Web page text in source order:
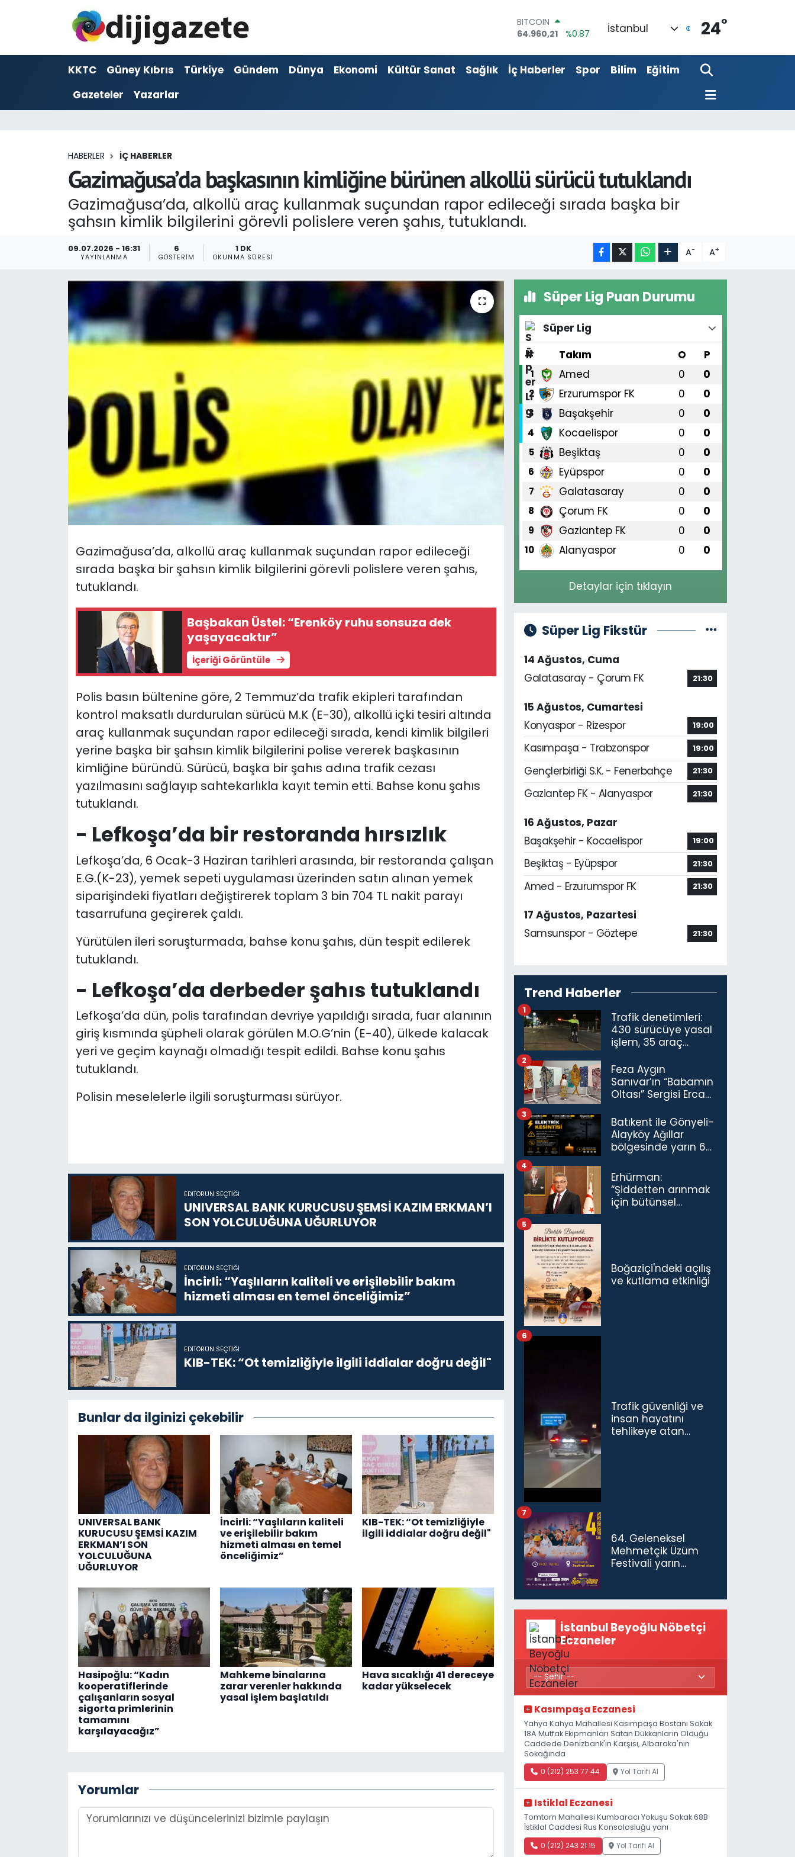
DOLAR
47,7436
%0.18
55,2510
%0.32
STERLİN
İstanbul 24°
KKTC Güney Kıbrıs Türkiye Gündem Dünya Ekonomi Kültür Sanat Sağlık İç Haberler Spor Bilim
Eğitim
Gazeteler
Yazarlar
HABERLER İÇ HABERLER
Gazimağusa’da başkasının kimliğine bürünen alkollü sürücü tutuklandı
Gazimağusa’da, alkollü araç kullanmak suçundan rapor edileceği sırada başka bir
şahsın kimlik bilgilerini görevli polislere veren şahıs, tutuklandı.
09.07.2026 - 16:31
YAYINLANMA
6
GÖSTERIM
1 DK
OKUNMA SÜRESI A- A+
Gazimağusa’da, alkollü araç kullanmak suçundan rapor edileceği
sırada başka bir şahsın kimlik bilgilerini görevli polislere veren şahıs,
tutuklandı.
Başbakan Üstel: “Erenköy ruhu sonsuza dek
yaşayacaktır”
İçeriği Görüntüle
Polis basın bültenine göre, 2 Temmuz’da trafik ekipleri tarafından
kontrol maksatlı durdurulan sürücü M.K (E-30), alkollü içki tesiri altında
araç kullanmak suçundan rapor edileceği sırada, kendi kimlik bilgileri
yerine başka bir şahsın kimlik bilgilerini polise vererek başkasının
kimliğine büründü. Sürücü, başka bir şahıs adına trafik cezası
yazılmasını sağlayıp sahtekarlıkla kayıt temin etti. Bahse konu şahıs
tutuklandı.
- Lefkoşa’da bir restoranda hırsızlık
Lefkoşa’da, 6 Ocak-3 Haziran tarihleri arasında, bir restoranda çalışan
E.G.(K-23), yemek sepeti uygulaması üzerinden satın alınan yemek
siparişindeki fiyatları değiştirerek toplam 3 bin 704 TL nakit parayı
tasarrufuna geçirerek çaldı.
Yürütülen ileri soruşturmada, bahse konu şahıs, dün tespit edilerek
tutuklandı.
- Lefkoşa’da derbeder şahıs tutuklandı
Lefkoşa’da dün, polis tarafından devriye yapıldığı sırada, fuar alanının
giriş kısmında şüpheli olarak görülen M.O.G’nin (E-40), ülkede kalacak
yeri ve geçim kaynağı olmadığı tespit edildi. Bahse konu şahıs
tutuklandı.
Polisin meselelerle ilgili soruşturması sürüyor.
EDITÖRÜN SEÇTIĞI
UNIVERSAL BANK KURUCUSU ŞEMSİ KAZIM ERKMAN’I
SON YOLCULUĞUNA UĞURLUYOR
EDITÖRÜN SEÇTIĞI
İncirli: “Yaşlıların kaliteli ve erişilebilir bakım
hizmeti alması en temel önceliğimiz”
EDITÖRÜN SEÇTIĞI
KIB-TEK: “Ot temizliğiyle ilgili iddialar doğru değil"
Bunlar da ilginizi çekebilir
UNIVERSAL BANK
KURUCUSU ŞEMSİ KAZIM
ERKMAN’I SON
YOLCULUĞUNA
UĞURLUYOR
İncirli: “Yaşlıların kaliteli
ve erişilebilir bakım
hizmeti alması en temel
önceliğimiz”
KIB-TEK: “Ot temizliğiyle
ilgili iddialar doğru değil"
Hasipoğlu: “Kadın
kooperatiflerinde
çalışanların sosyal
sigorta primlerinin
tamamını
karşılayacağız”
Mahkeme binalarına
zarar verenler hakkında
yasal işlem başlatıldı
Hava sıcaklığı 41 dereceye
kadar yükselecek
Yorumlar
Süper Lig Puan Durumu
Süper Lig
#
Takım O P
1 Amed 0 0
2 Erzurumspor FK 0 0
3 Başakşehir 0 0
4 Kocaelispor 0 0
5 Beşiktaş 0 0
6 Eyüpspor 0 0
7 Galatasaray 0 0
8 Çorum FK 0 0
9 Gaziantep FK 0 0
10 Alanyaspor 0 0
Detaylar için tıklayın
Süper Lig Fikstür
14 Ağustos, Cuma
Galatasaray - Çorum FK
21:30
15 Ağustos, Cumartesi
Konyaspor - Rizespor
19:00
Kasımpaşa - Trabzonspor 19:00
Gençlerbirliği S.K. - Fenerbahçe 21:30
Gaziantep FK - Alanyaspor 21:30
16 Ağustos, Pazar
Başakşehir - Kocaelispor
19:00
Beşiktaş - Eyüpspor 21:30
Amed - Erzurumspor FK 21:30
17 Ağustos, Pazartesi
Samsunspor - Göztepe
21:30
Trend Haberler
Trafik denetimleri:
430 sürücüye yasal
işlem, 35 araç
1
Feza Aygın
Sanıvar’ın “Babamın
Oltası” Sergisi Ercan
Açıldı
2
Batıkent ile Gönyeli-
Alayköy Ağıllar
bölgesinde yarın 6
kesintisi…
3
Erhürman:
“Şiddetten arınmak
için bütünsel
4
Boğaziçi'ndeki açılış
ve kutlama etkinliği
5
Trafik güvenliği ve
insan hayatını
tehlikeye atan
6
64. Geleneksel
Mehmetçik Üzüm
Festivali yarın
7
İstanbul Beyoğlu Nöbetçi
Eczaneler
Kasımpaşa Eczanesi
Yahya Kahya Mahallesi Kasımpaşa Bostanı Sokak
18A Mutfak Ekipmanları Satan Dükkanların Olduğu
Caddede Denizbank'ın Karşısı, Albaraka'nın
Sokağında
0 (212) 253 77 44 Yol Tarifi Al
Istiklal Eczanesi
Tomtom Mahallesi Kumbaracı Yokuşu Sokak 68B
İstiklal Caddesi Rus Konsolosluğu yanı
0 (212) 243 21 15 Yol Tarifi Al
ADVERTORIAL
Dijigazete
Foto Galeri
Gündem
KKTC YEREL SEÇİM 2018
Magazin
Nöbetçi Eczaneler
Otomobil Dünyası
Politika
Video Galeri
Yazarlar
Hava Durumu
Trafik Durumu
Son Dakika Haberleri
Haber Arşivi